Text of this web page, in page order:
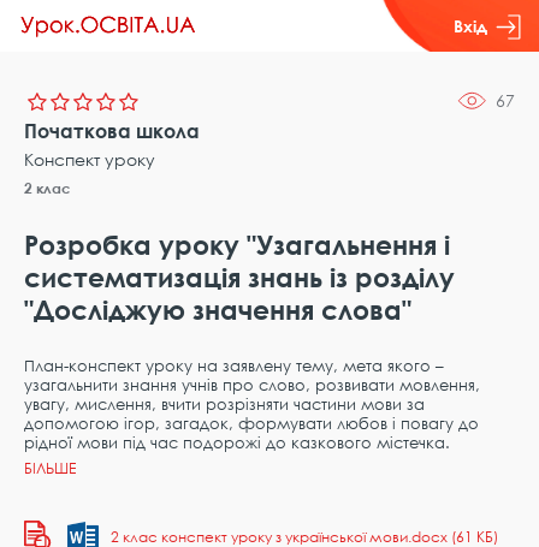
Вхід
67
Початкова школа
Конспект уроку
2 клас
Розробка уроку "Узагальнення і
систематизація знань із розділу
"Досліджую значення слова"
План-конспект уроку на заявлену тему, мета якого –
узагальнити знання учнів про слово, розвивати мовлення,
увагу, мислення, вчити розрізняти частини мови за
допомогою ігор, загадок, формувати любов і повагу до
рідної мови під час подорожі до казкового містечка.
2 клас конспект уроку з української мови.docx (61 КБ)